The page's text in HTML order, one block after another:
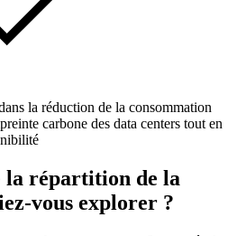
la réduction de la consommation
carbone des data centers tout en
la répartition de la
vous explorer ?